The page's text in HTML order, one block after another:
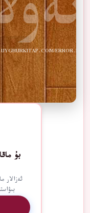
ERROR.PDF
بۇ